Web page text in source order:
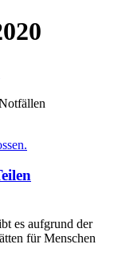
es aufgrund der
für Menschen